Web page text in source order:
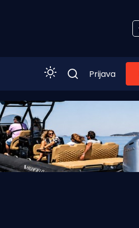
Prijava